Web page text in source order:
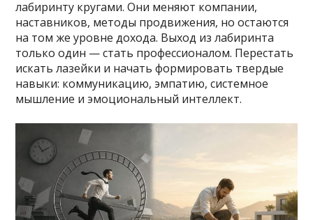
лабиринту кругами. Они меняют компании,
наставников, методы продвижения, но остаются
на том же уровне дохода. Выход из лабиринта
только один — стать профессионалом. Перестать
искать лазейки и начать формировать твердые
навыки: коммуникацию, эмпатию, системное
мышление и эмоциональный интеллект.